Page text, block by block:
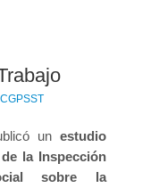
un estudio
la Inspección
sobre la